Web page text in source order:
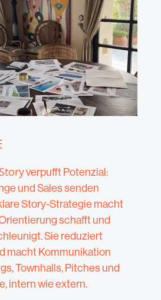
verpufft Potenzial:
und Sales senden
Story-Strategie macht
schafft und
Sie reduziert
macht Kommunikation
Townhalls, Pitches und
intern wie extern.